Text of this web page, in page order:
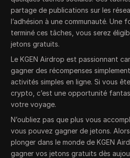
partage de publications sur les
l’adhésion à une communauté. Une
terminé ces tâches, vous serez
jetons gratuits.
Le KGEN Airdrop est passionnant
gagner des récompenses
activités simples en ligne. Si vous
crypto, c’est une opportunité
votre voyage.
N’oubliez pas que plus vous
vous pouvez gagner de jetons.
plonger dans le monde de KGEN
gagner vos jetons gratuits dès